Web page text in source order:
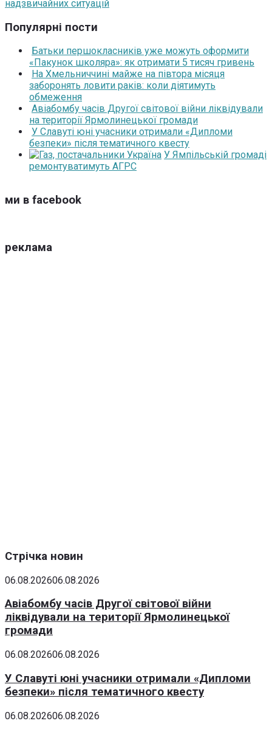
надзвичайних ситуацій
Популярні пости
Батьки першокласників уже можуть оформити
«Пакунок школяра»: як отримати 5 тисяч гривень
На Хмельниччині майже на півтора місяця
заборонять ловити раків: коли діятимуть
обмеження
Авіабомбу часів Другої світової війни ліквідували
на території Ярмолинецької громади
У Славуті юні учасники отримали «Дипломи
безпеки» після тематичного квесту
У Ямпільській громаді
ремонтуватимуть АГРС
ми в facebook
реклама
Стрічка новин
06.08.202606.08.2026
Авіабомбу часів Другої світової війни
ліквідували на території Ярмолинецької
громади
06.08.202606.08.2026
У Славуті юні учасники отримали «Дипломи
безпеки» після тематичного квесту
06.08.202606.08.2026